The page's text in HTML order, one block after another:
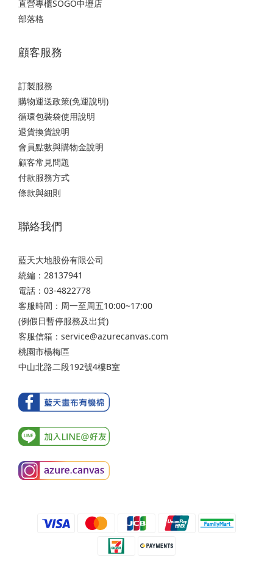
直營專櫃SOGO中壢店
部落格
顧客服務
訂製服務
購物運送政策(免運說明)
循環包裝袋使用說明
退貨換貨說明
會員點數與購物金說明
顧客常見問題
付款服務方式
條款與細則
聯絡我們
藍天大地股份有限公司
統編：28137941
電話：03-4822778
客服時間：周一至周五10:00~17:00
(例假日暫停服務及出貨)
客服信箱：service@azurecanvas.com
桃園市楊梅區
中山北路二段192號4樓B室